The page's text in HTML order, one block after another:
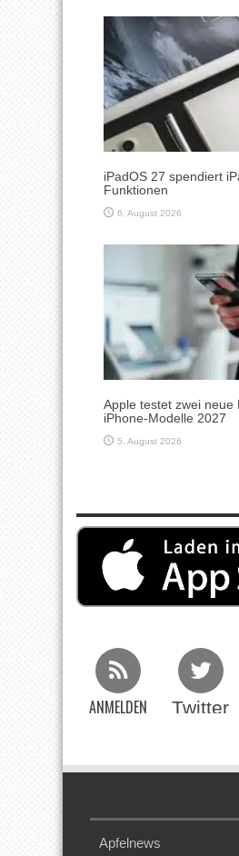
iPadOS 27 spendiert
Funktionen
6. August 2026
Apple testet zwei neue
iPhone-Modelle 2027
5. August 2026
ANMELDEN Twitter
Apfelnews